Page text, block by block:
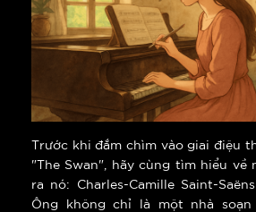
Trước khi đắm chìm vào giai điệu
"The Swan", hãy cùng tìm hiểu về
ra nó: Charles-Camille Saint-Saëns
Ông không chỉ là một nhà soạn